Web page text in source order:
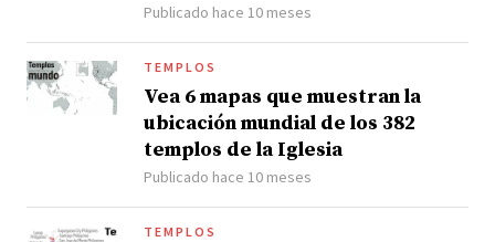
Publicado hace 10 meses
TEMPLOS
Vea 6 mapas que muestran la
ubicación mundial de los 382
templos de la Iglesia
Publicado hace 10 meses
TEMPLOS